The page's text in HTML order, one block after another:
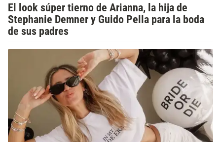
El look súper tierno de Arianna, la hija de
Stephanie Demner y Guido Pella para la boda
de sus padres